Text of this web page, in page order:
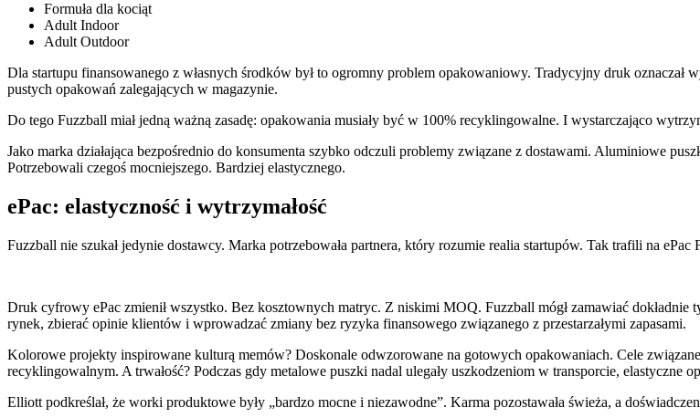
Formuła dla kociąt
Adult Indoor
Adult Outdoor
Dla startupu finansowanego z własnych środków był to ogromny problem opakowaniowy. Tradycyjny druk oznaczał
pustych opakowań zalegających w magazynie.
Do tego Fuzzball miał jedną ważną zasadę: opakowania musiały być w 100% recyklingowalne. I wystarczająco
Jako marka działająca bezpośrednio do konsumenta szybko odczuli problemy związane z dostawami. Aluminiowe
Potrzebowali czegoś mocniejszego. Bardziej elastycznego.
ePac: elastyczność i wytrzymałość
Fuzzball nie szukał jedynie dostawcy. Marka potrzebowała partnera, który rozumie realia startupów. Tak trafili na ePac
Druk cyfrowy ePac zmienił wszystko. Bez kosztownych matryc. Z niskimi MOQ. Fuzzball mógł zamawiać dokładnie
rynek, zbierać opinie klientów i wprowadzać zmiany bez ryzyka finansowego związanego z przestarzałymi zapasami.
Kolorowe projekty inspirowane kulturą memów? Doskonale odwzorowane na gotowych opakowaniach. Cele
recyklingowalnym. A trwałość? Podczas gdy metalowe puszki nadal ulegały uszkodzeniom w transporcie, elastyczne
Elliott podkreślał, że worki produktowe były „bardzo mocne i niezawodne”. Karma pozostawała świeża, a